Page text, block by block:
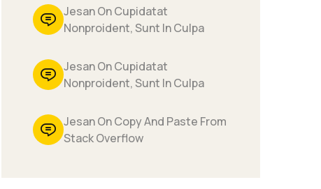
Jesan On Cupidatat
Nonproident, Sunt In Culpa
Jesan On Cupidatat
Nonproident, Sunt In Culpa
Jesan On Copy And Paste From
Stack Overflow